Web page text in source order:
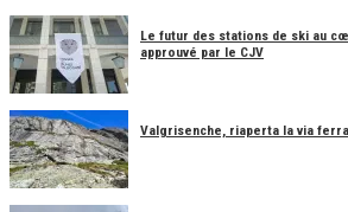
Le futur des stations de ski au
approuvé par le CJV
Valgrisenche, riaperta la via